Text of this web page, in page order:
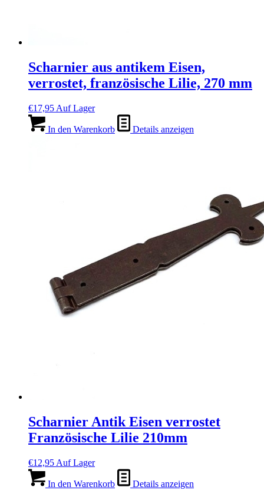
Scharnier aus antikem Eisen,
verrostet, französische Lilie, 270 mm
€17,95 Auf Lager
In den Warenkorb Details anzeigen
Scharnier Antik Eisen verrostet
Französische Lilie 210mm
€12,95 Auf Lager
In den Warenkorb Details anzeigen